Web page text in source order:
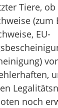
Tiere,
(zum
EU-
noch